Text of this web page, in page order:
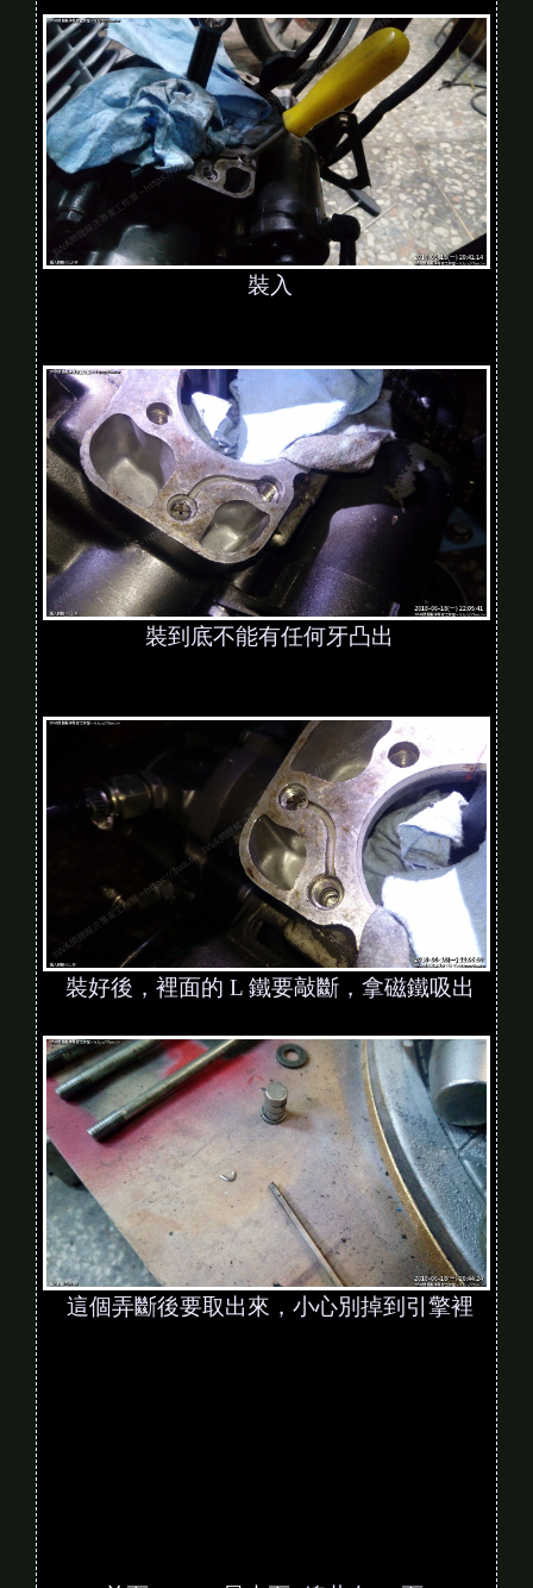
裝入
裝到底不能有任何牙凸出
裝好後，裡面的 L 鐵要敲斷，拿磁鐵吸出
這個弄斷後要取出來，小心別掉到引擎裡